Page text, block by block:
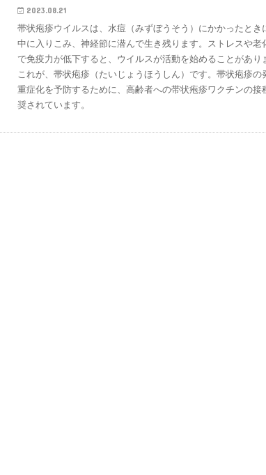
2023.08.21
帯状疱疹ウイルスは、水痘（みずぼうそう）にかかったとき
中に入りこみ、神経節に潜んで生き残ります。ストレスや老
で免疫力が低下すると、ウイルスが活動を始めることがあり
これが、帯状疱疹（たいじょうほうしん）です。帯状疱疹の
重症化を予防するために、高齢者への帯状疱疹ワクチンの接
奨されています。